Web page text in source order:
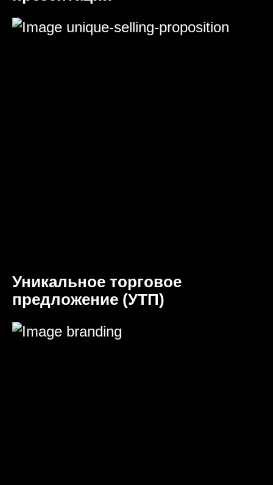
Уникальное торговое
предложение (УТП)